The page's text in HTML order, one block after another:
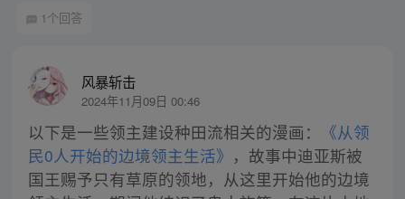
1个回答
风暴斩击
2024年11月09日 00:46
以下是一些领主建设种田流相关的漫画：
《从领
民0人开始的边境领主生活》 ，故事中迪亚斯被
国王赐予只有草原的领地，从这里开始他的边境